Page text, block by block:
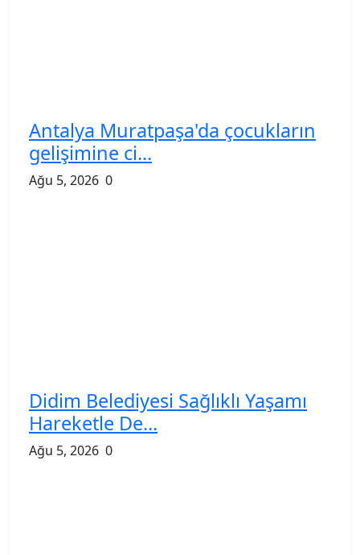
Antalya Muratpaşa'da çocukların
gelişimine ci...
Ağu 5, 2026 0
Didim Belediyesi Sağlıklı Yaşamı
Hareketle De...
Ağu 5, 2026 0